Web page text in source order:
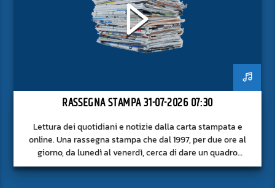
RASSEGNA STAMPA 31-07-2026 07:30
Lettura dei quotidiani e notizie dalla carta stampata e
online. Una rassegna stampa che dal 1997, per due ore al
giorno, da lunedì al venerdì, cerca di dare un quadro
approfondito delle notizie del giorno, senza fermarsi alla